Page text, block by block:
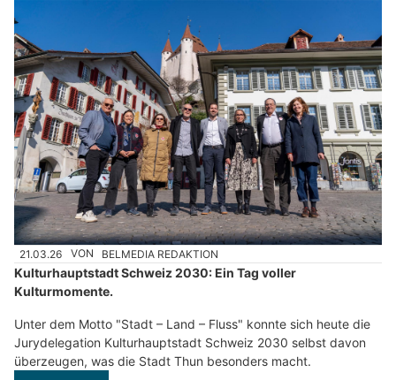
21.03.26 VON BELMEDIA REDAKTION
Kulturhauptstadt Schweiz 2030: Ein Tag voller
Kulturmomente.
Unter dem Motto "Stadt – Land – Fluss" konnte sich heute die
Jurydelegation Kulturhauptstadt Schweiz 2030 selbst davon
überzeugen, was die Stadt Thun besonders macht.